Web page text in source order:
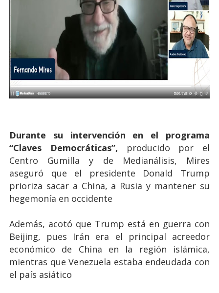
Durante su intervención en el programa
“Claves Democráticas”, producido por el
Centro Gumilla y de Medianálisis, Mires
aseguró que el presidente Donald Trump
prioriza sacar a China, a Rusia y mantener su
hegemonía en occidente
Además, acotó que Trump está en guerra con
Beijing, pues Irán era el principal acreedor
económico de China en la región islámica,
mientras que Venezuela estaba endeudada con
el país asiático